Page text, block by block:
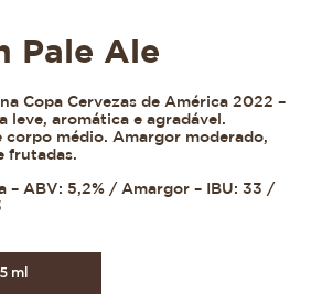
Pale Ale
Copa Cervezas de América 2022 –
leve, aromática e agradável.
corpo médio. Amargor moderado,
frutadas.
– ABV: 5,2% / Amargor – IBU: 33 /
ml